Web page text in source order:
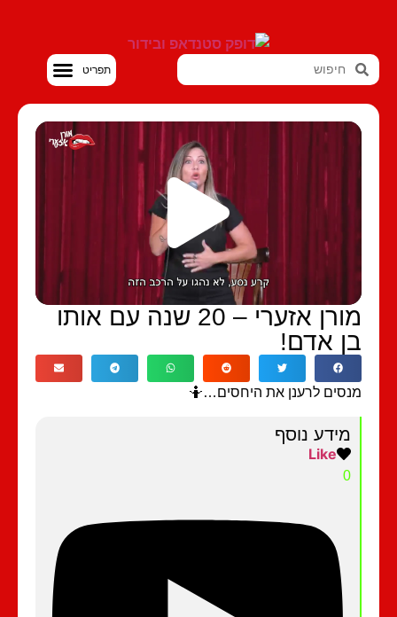
מורן אזערי – 20 שנה עם אותו
אדם!
לרענן את היחסים…🤷
מידע נוסף